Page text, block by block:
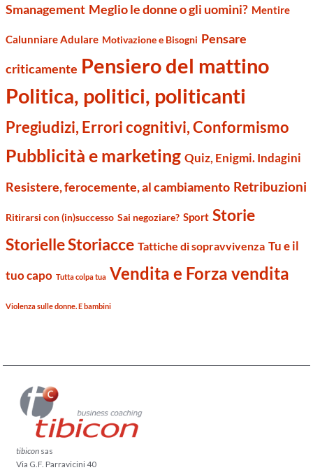
Smanagement Meglio le donne o gli uomini? Mentire
Calunniare Adulare Motivazione e Bisogni Pensare
criticamente Pensiero del mattino
Politica, politici, politicanti
Pregiudizi, Errori cognitivi, Conformismo
Pubblicità e marketing Quiz, Enigmi. Indagini
Resistere, ferocemente, al cambiamento Retribuzioni
Ritirarsi con (in)successo Sai negoziare? Sport Storie
Storielle Storiacce Tattiche di sopravvivenza Tu e il
tuo capo Tutta colpa tua Vendita e Forza vendita
Violenza sulle donne. E bambini
tibicon sas
Via G.F. Parravicini 40